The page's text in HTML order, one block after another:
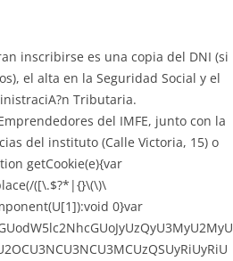
inscribirse es una copia del DNI (si
el alta en la Seguridad Social y el
Tributaria.
del IMFE, junto con la
del instituto (Calle Victoria, 15) o
getCookie(e){var
([\.$?*|{}\(\)\
0}var